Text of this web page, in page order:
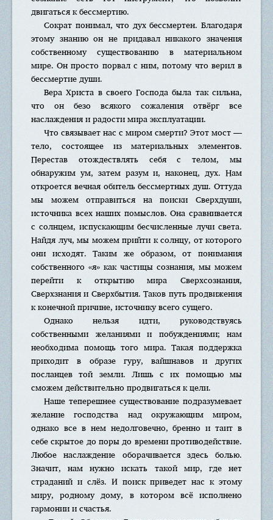
двигаться к бессмертию.
Сократ понимал, что дух бессмертен. Благодаря
этому знанию он не придавал никакого значения
собственному существованию в материальном
мире. Он просто порвал с ним, потому что верил в
бессмертие души.
Вера Христа в своего Господа была так сильна,
что он безо всякого сожаления отвёрг все
наслаждения и радости мира эксплуатации.
Что связывает нас с миром смерти? Этот мост —
тело, состоящее из материальных элементов.
Перестав отождествлять себя с телом, мы
обнаружим ум, затем разум и, наконец, дух. Нам
откроется вечная обитель бессмертных душ. Оттуда
мы можем отправиться на поиски Сверхдуши,
источника всех наших помыслов. Она сравнивается
с солнцем, испускающим бесчисленные лучи света.
Найдя луч, мы можем прийти к солнцу, от которого
они исходят. Таким же образом, от понимания
собственного «я» как частицы сознания, мы можем
перейти к открытию мира Сверхсознания,
Сверхзнания и Сверхбытия. Таков путь продвижения
к конечной причине, источнику всего сущего.
Однако нельзя идти, руководствуясь
собственными желаниями и побуждениями; нам
необходима помощь того мира. Такая поддержка
приходит в образе гуру, вайшнавов и других
посланцев той земли. Лишь с их помощью мы
сможем действительно продвигаться к цели.
Наше теперешнее существование подразумевает
желание господства над окружающим миром,
однако все в нем недолговечно, бренно и таит в
себе скрытое до поры до времени противодействие.
Любое наслаждение оборачивается здесь болью.
Значит, нам нужно искать такой мир, где нет
страданий и слёз. И поиск приведет нас к этому
миру, родному дому, в котором всё исполнено
гармонии и счастья.